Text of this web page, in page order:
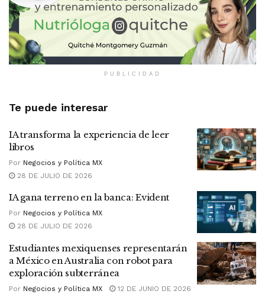
PUBLICIDAD
Te puede interesar
IA transforma la experiencia de leer
libros
Por Negocios y Política MX
28 DE JULIO DE 2026
IA gana terreno en la banca: Evident
Por Negocios y Política MX
28 DE JULIO DE 2026
Estudiantes mexiquenses representarán
a México en Australia con robot para
exploración subterránea
Por Negocios y Política MX 12 DE JUNIO DE 2026